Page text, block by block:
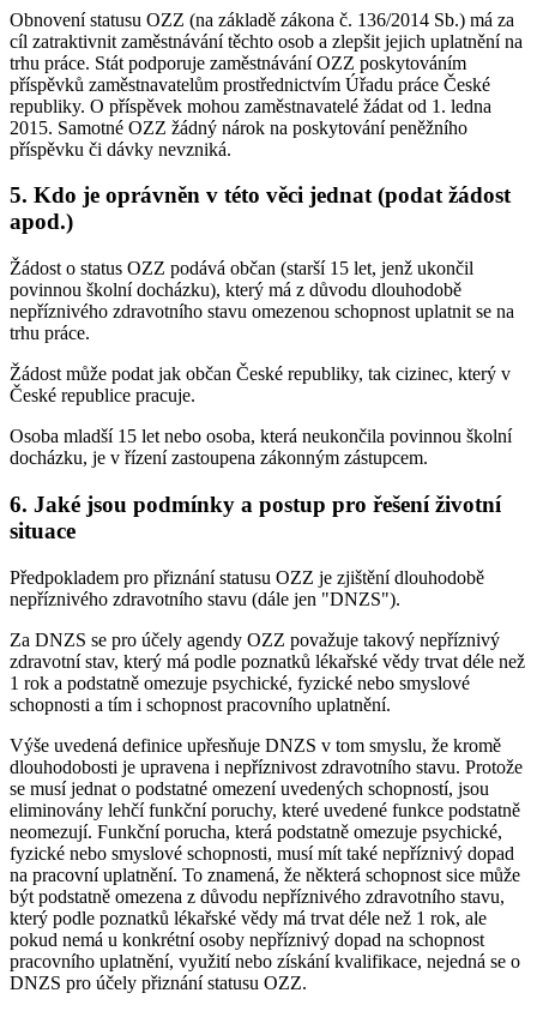
Obnovení statusu OZZ (na základě zákona č. 136/2014 Sb.) má za
cíl zatraktivnit zaměstnávání těchto osob a zlepšit jejich uplatnění na
trhu práce. Stát podporuje zaměstnávání OZZ poskytováním
příspěvků zaměstnavatelům prostřednictvím Úřadu práce České
republiky. O příspěvek mohou zaměstnavatelé žádat od 1. ledna
2015. Samotné OZZ žádný nárok na poskytování peněžního
příspěvku či dávky nevzniká.
5. Kdo je oprávněn v této věci jednat (podat žádost
apod.)
Žádost o status OZZ podává občan (starší 15 let, jenž ukončil
povinnou školní docházku), který má z důvodu dlouhodobě
nepříznivého zdravotního stavu omezenou schopnost uplatnit se na
trhu práce.
Žádost může podat jak občan České republiky, tak cizinec, který v
České republice pracuje.
Osoba mladší 15 let nebo osoba, která neukončila povinnou školní
docházku, je v řízení zastoupena zákonným zástupcem.
6. Jaké jsou podmínky a postup pro řešení životní
situace
Předpokladem pro přiznání statusu OZZ je zjištění dlouhodobě
nepříznivého zdravotního stavu (dále jen "DNZS").
Za DNZS se pro účely agendy OZZ považuje takový nepříznivý
zdravotní stav, který má podle poznatků lékařské vědy trvat déle než
1 rok a podstatně omezuje psychické, fyzické nebo smyslové
schopnosti a tím i schopnost pracovního uplatnění.
Výše uvedená definice upřesňuje DNZS v tom smyslu, že kromě
dlouhodobosti je upravena i nepříznivost zdravotního stavu. Protože
se musí jednat o podstatné omezení uvedených schopností, jsou
eliminovány lehčí funkční poruchy, které uvedené funkce podstatně
neomezují. Funkční porucha, která podstatně omezuje psychické,
fyzické nebo smyslové schopnosti, musí mít také nepříznivý dopad
na pracovní uplatnění. To znamená, že některá schopnost sice může
být podstatně omezena z důvodu nepříznivého zdravotního stavu,
který podle poznatků lékařské vědy má trvat déle než 1 rok, ale
pokud nemá u konkrétní osoby nepříznivý dopad na schopnost
pracovního uplatnění, využití nebo získání kvalifikace, nejedná se o
DNZS pro účely přiznání statusu OZZ.